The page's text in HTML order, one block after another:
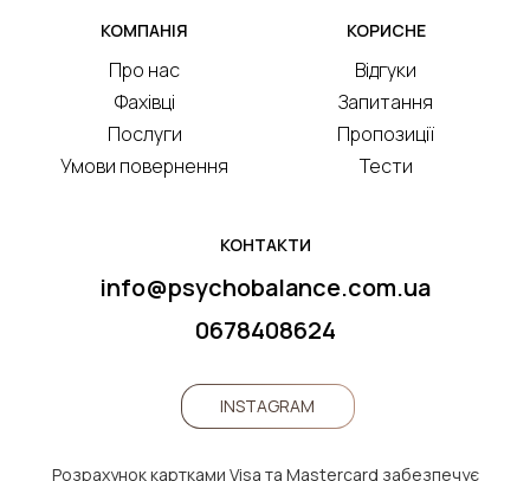
КОМПАНІЯ
Про нас
Фахівці
Послуги
Умови повернення
КОРИСНЕ
Відгуки
Запитання
Пропозиції
Тести
КОНТАКТИ
info@psychobalance.com.ua
0678408624
INSTAGRAM
Розрахунок картками Visa та Mastercard забезпечує